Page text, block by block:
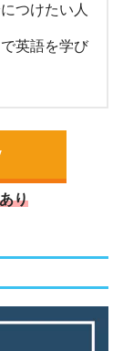
つけたい人
英語を学び
り